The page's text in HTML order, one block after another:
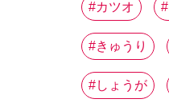
カツオ
きゅうり
しょうが